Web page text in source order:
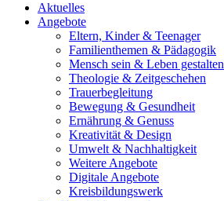
Aktuelles
Angebote
Eltern, Kinder & Teenager
Familienthemen & Pädagogik
Mensch sein & Leben gestalten
Theologie & Zeitgeschehen
Trauerbegleitung
Bewegung & Gesundheit
Ernährung & Genuss
Kreativität & Design
Umwelt & Nachhaltigkeit
Weitere Angebote
Digitale Angebote
Kreisbildungswerk